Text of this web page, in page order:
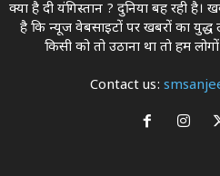
क्या है दी यंगिस्तान ? दुनिया बह रही
है कि न्यूज वेबसाइटों पर खबरों का युद्ध
किसी को तो उठाना था ताे हम
Contact us: